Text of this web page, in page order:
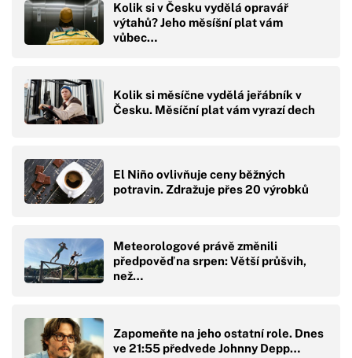
Kolik si v Česku vydělá opravář
výtahů? Jeho měsíšní plat vám
vůbec…
Kolik si měsíčne vydělá jeřábník v
Česku. Měsíční plat vám vyrazí dech
El Niño ovlivňuje ceny běžných
potravin. Zdražuje přes 20 výrobků
Meteorologové právě změnili
předpověď na srpen: Větší průšvih,
než…
Zapomeňte na jeho ostatní role. Dnes
ve 21:55 předvede Johnny Depp…